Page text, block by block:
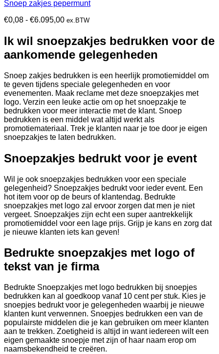
Snoep zakjes pepermunt
€0,08 - €6.095,00Prijsklasse:
tot
€6.095,00
ex.BTW
Ik wil snoepzakjes bedrukken voor de
aankomende gelegenheden
Snoep zakjes bedrukken is een heerlijk promotiemiddel om
te geven tijdens speciale gelegenheden en voor
evenementen. Maak reclame met deze snoepzakjes met
logo. Verzin een leuke actie om op het snoepzakje te
bedrukken voor meer interactie met de klant. Snoep
bedrukken is een middel wat altijd werkt als
promotiemateriaal. Trek je klanten naar je toe door je eigen
snoepzakjes te laten bedrukken.
Snoepzakjes bedrukt voor je event
Wil je ook snoepzakjes bedrukken voor een speciale
gelegenheid? Snoepzakjes bedrukt voor ieder event. Een
hot item voor op de beurs of klantendag. Bedrukte
snoepzakjes met logo zal ervoor zorgen dat men je niet
vergeet. Snoepzakjes zijn echt een super aantrekkelijk
promotiemiddel voor een lage prijs. Grijp je kans en zorg dat
je nieuwe klanten iets kan geven!
Bedrukte snoepzakjes met logo of
tekst van je firma
Bedrukte Snoepzakjes met logo bedrukken bij snoepjes
bedrukken kan al goedkoop vanaf 10 cent per stuk. Kies je
snoepjes bedrukt voor je gelegenheden waarbij je nieuwe
klanten kunt verwennen. Snoepjes bedrukken een van de
populairste middelen die je kan gebruiken om meer klanten
aan te trekken. Zoetigheid is altijd in want iedereen wilt een
eigen gemaakte snoepje met zijn of haar naam erop om
naamsbekendheid te creëren.